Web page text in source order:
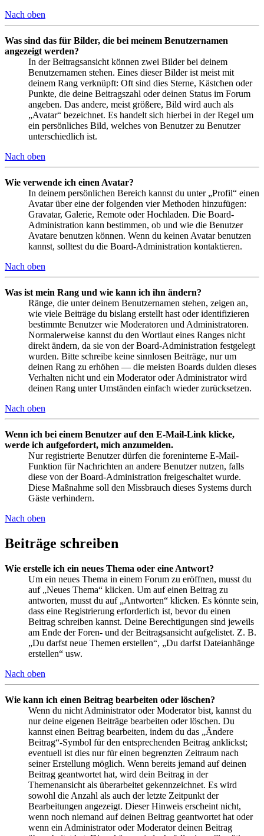
Nach oben
Was sind das für Bilder, die bei meinem Benutzernamen
angezeigt werden?
In der Beitragsansicht können zwei Bilder bei deinem
Benutzernamen stehen. Eines dieser Bilder ist meist mit
deinem Rang verknüpft: Oft sind dies Sterne, Kästchen oder
Punkte, die deine Beitragszahl oder deinen Status im Forum
angeben. Das andere, meist größere, Bild wird auch als
„Avatar“ bezeichnet. Es handelt sich hierbei in der Regel um
ein persönliches Bild, welches von Benutzer zu Benutzer
unterschiedlich ist.
Nach oben
Wie verwende ich einen Avatar?
In deinem persönlichen Bereich kannst du unter „Profil“ einen
Avatar über eine der folgenden vier Methoden hinzufügen:
Gravatar, Galerie, Remote oder Hochladen. Die Board-
Administration kann bestimmen, ob und wie die Benutzer
Avatare benutzen können. Wenn du keinen Avatar benutzen
kannst, solltest du die Board-Administration kontaktieren.
Nach oben
Was ist mein Rang und wie kann ich ihn ändern?
Ränge, die unter deinem Benutzernamen stehen, zeigen an,
wie viele Beiträge du bislang erstellt hast oder identifizieren
bestimmte Benutzer wie Moderatoren und Administratoren.
Normalerweise kannst du den Wortlaut eines Ranges nicht
direkt ändern, da sie von der Board-Administration festgelegt
wurden. Bitte schreibe keine sinnlosen Beiträge, nur um
deinen Rang zu erhöhen — die meisten Boards dulden dieses
Verhalten nicht und ein Moderator oder Administrator wird
deinen Rang unter Umständen einfach wieder zurücksetzen.
Nach oben
Wenn ich bei einem Benutzer auf den E-Mail-Link klicke,
werde ich aufgefordert, mich anzumelden.
Nur registrierte Benutzer dürfen die foreninterne E-Mail-
Funktion für Nachrichten an andere Benutzer nutzen, falls
diese von der Board-Administration freigeschaltet wurde.
Diese Maßnahme soll den Missbrauch dieses Systems durch
Gäste verhindern.
Nach oben
Beiträge schreiben
Wie erstelle ich ein neues Thema oder eine Antwort?
Um ein neues Thema in einem Forum zu eröffnen, musst du
auf „Neues Thema“ klicken. Um auf einen Beitrag zu
antworten, musst du auf „Antworten“ klicken. Es könnte sein,
dass eine Registrierung erforderlich ist, bevor du einen
Beitrag schreiben kannst. Deine Berechtigungen sind jeweils
am Ende der Foren- und der Beitragsansicht aufgelistet. Z. B.
„Du darfst neue Themen erstellen“, „Du darfst Dateianhänge
erstellen“ usw.
Nach oben
Wie kann ich einen Beitrag bearbeiten oder löschen?
Wenn du nicht Administrator oder Moderator bist, kannst du
nur deine eigenen Beiträge bearbeiten oder löschen. Du
kannst einen Beitrag bearbeiten, indem du das „Ändere
Beitrag“-Symbol für den entsprechenden Beitrag anklickst;
eventuell ist dies nur für einen begrenzten Zeitraum nach
seiner Erstellung möglich. Wenn bereits jemand auf deinen
Beitrag geantwortet hat, wird dein Beitrag in der
Themenansicht als überarbeitet gekennzeichnet. Es wird
sowohl die Anzahl als auch der letzte Zeitpunkt der
Bearbeitungen angezeigt. Dieser Hinweis erscheint nicht,
wenn noch niemand auf deinen Beitrag geantwortet hat oder
wenn ein Administrator oder Moderator deinen Beitrag